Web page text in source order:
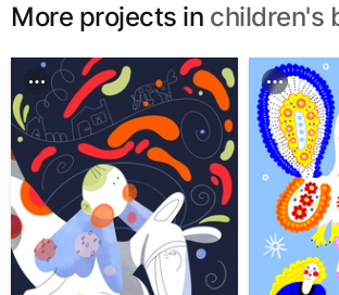
More projects in children's